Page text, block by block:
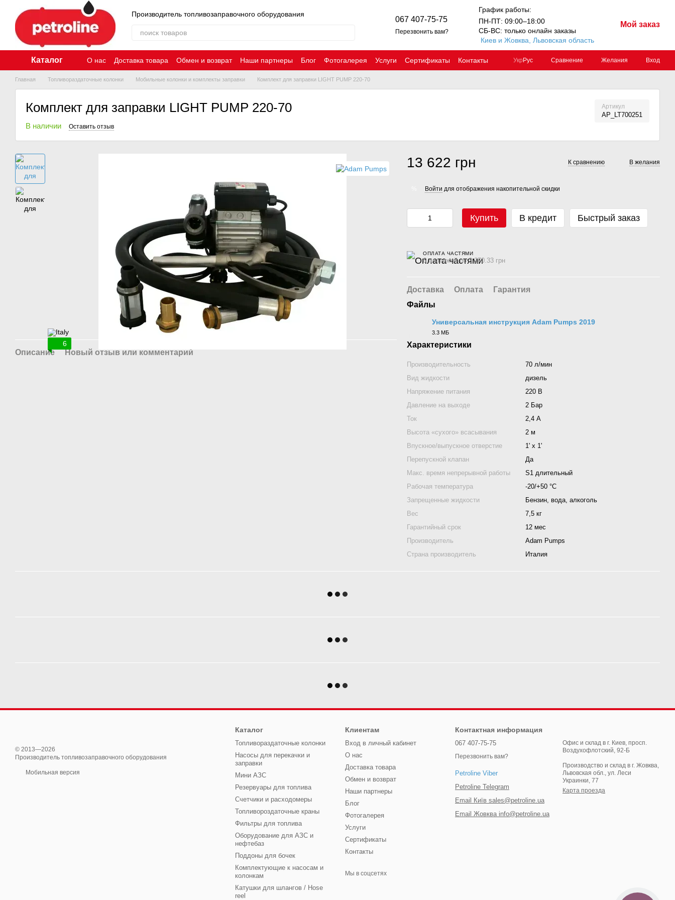
Перейти к основному контенту
Производитель топливозаправочного оборудования
067 407-75-75
Перезвонить вам?
График работы:
ПН-ПТ: 09:00–18:00
СБ-ВС: только онлайн заказы
Киев и Жовква, Львовская область
Мой заказ
Каталог О нас Доставка товара Обмен и возврат Наши партнеры Блог Фотогалерея Услуги Сертификаты Контакты Укр Рус Сравнение Желания Вход
Главная Топливораздаточные колонки Мобильные колонки и комплекты заправки Комплект для заправки LIGHT PUMP 220-70
Комплект для заправки LIGHT PUMP 220-70 Артикул
AP_LT700251
В наличии Оставить отзыв
6
Описание Новый отзыв или комментарий
13 622 грн К сравнению В желания
Войти для отображения накопительной скидки
Купить В кредит Быстрый заказ
ОПЛАТА ЧАСТЯМИ
6 платежей по 2 270.33 грн
Доставка Оплата
Гарантия
Файлы
Универсальная инструкция Adam Pumps 2019
3.3 МБ
Характеристики
Производительность
70 л/мин
Вид жидкости
дизель
Напряжение питания
220 В
Давление на выходе
2 Бар
Ток
2,4 А
Высота «сухого» всасывания
2 м
Впускное/выпускное отверстие
1' x 1'
Перепускной клапан
Да
Макс. время непрерывной работы
S1 длительный
Рабочая температура
-20/+50 °С
Запрещенные жидкости
Бензин, вода, алкоголь
Вес
7,5 кг
Гарантийный срок
12 мес
Производитель
Adam Pumps
Страна производитель
Италия
© 2013—2026
Производитель топливозаправочного оборудования
Мобильная версия
Каталог
Топливораздаточные колонки
Насосы для перекачки и
заправки
Мини АЗС
Резервуары для топлива
Счетчики и расходомеры
Топливороздаточные краны
Фильтры для топлива
Оборудование для АЗС и
нефтебаз
Поддоны для бочек
Комплектующие к насосам и
колонкам
Катушки для шлангов / Hose
reel
Клиентам
Вход в личный кабинет
О нас
Доставка товара
Обмен и возврат
Наши партнеры
Блог
Фотогалерея
Услуги
Сертификаты
Контакты
Мы в соцсетях
Контактная информация
067 407-75-75
Перезвонить вам?
Petroline Viber
Petroline Telegram
Email Київ sales@petroline.ua
Email Жовква info@petroline.ua
Офис и склад в г. Киев, просп.
Воздухофлотский, 92-Б
Производство и склад в г. Жовква,
Львовская обл., ул. Леси
Украинки, 77
Карта проезда